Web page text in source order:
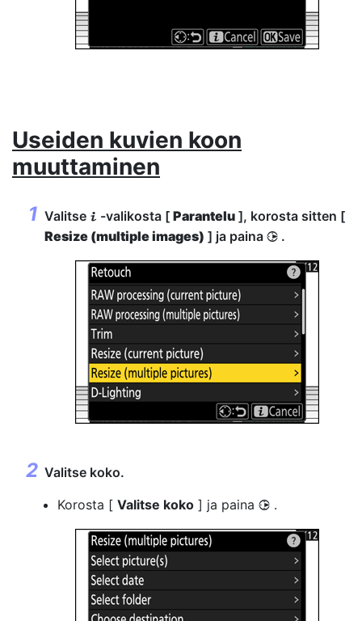
Useiden kuvien koon
muuttaminen
Valitse i -valikosta [ Parantelu ], korosta sitten [
Resize (multiple images) ] ja paina 2 .
Valitse koko.
Korosta [ Valitse koko ] ja paina 2 .